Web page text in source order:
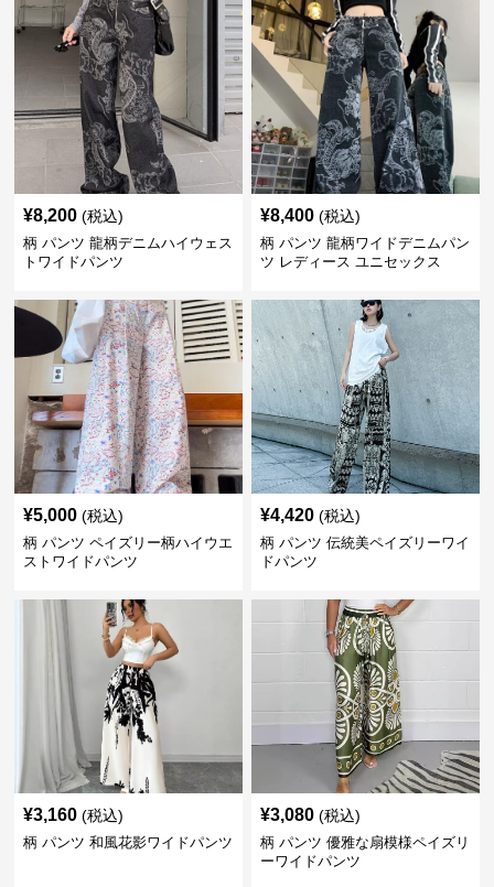
¥8,200 (税込)
柄 パンツ 龍柄デニムハイウェス
トワイドパンツ
¥8,400 (税込)
柄 パンツ 龍柄ワイドデニムパン
ツ レディース ユニセックス
¥5,000 (税込)
柄 パンツ ペイズリー柄ハイウエ
ストワイドパンツ
¥4,420 (税込)
柄 パンツ 伝統美ペイズリーワイ
ドパンツ
¥3,160 (税込)
柄 パンツ 和風花影ワイドパンツ
¥3,080 (税込)
柄 パンツ 優雅な扇模様ペイズリ
ーワイドパンツ